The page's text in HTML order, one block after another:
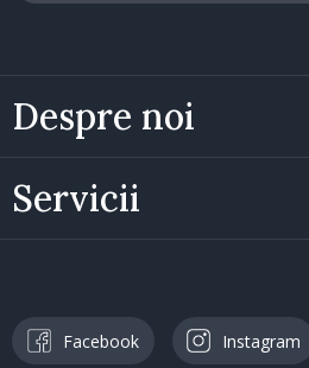
Despre noi
Servicii
Facebook Instagram